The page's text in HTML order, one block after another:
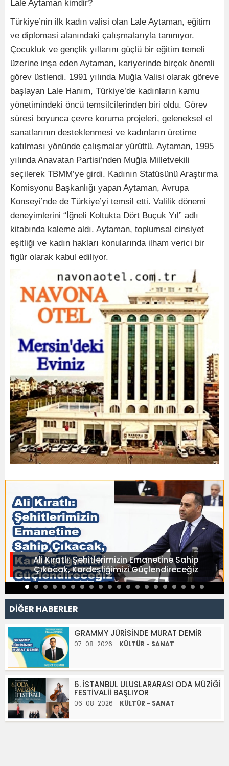
Lale Aytaman kimdir?
Türkiye’nin ilk kadın valisi olan Lale Aytaman, eğitim
ve diplomasi alanındaki çalışmalarıyla tanınıyor.
Çocukluk ve gençlik yıllarını güçlü bir eğitim temeli
üzerine inşa eden Aytaman, kariyerinde birçok önemli
görev üstlendi. 1991 yılında Muğla Valisi olarak göreve
başlayan Lale Hanım, Türkiye’de kadınların kamu
yönetimindeki öncü temsilcilerinden biri oldu. Görev
süresi boyunca çevre koruma projeleri, geleneksel el
sanatlarının desteklenmesi ve kadınların üretime
katılması yönünde çalışmalar yürüttü. Aytaman, 1995
yılında Anavatan Partisi’nden Muğla Milletvekili
seçilerek TBMM’ye girdi. Kadının Statüsünü Araştırma
Komisyonu Başkanlığı yapan Aytaman, Avrupa
Konseyi’nde de Türkiye’yi temsil etti. Valilik dönemi
deneyimlerini “İğneli Koltukta Dört Buçuk Yıl” adlı
kitabında kaleme aldı. Aytaman, toplumsal cinsiyet
eşitliği ve kadın hakları konularında ilham verici bir
figür olarak kabul ediliyor.
Ali Kıratlı: Şehitlerimizin Emanetine Sahip
Çıkacak, Kardeşliğimizi Güçlendireceğiz
DİĞER HABERLER
GRAMMY JÜRİSİNDE MURAT DEMİR
07-08-2026 - KÜLTÜR - SANAT
6. İSTANBUL ULUSLARARASI ODA MÜZİĞİ
FESTİVALİİ BAŞLIYOR
06-08-2026 - KÜLTÜR - SANAT